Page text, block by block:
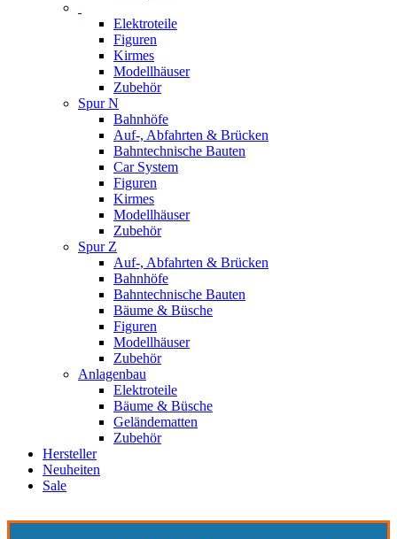
Elektroteile
Figuren
Kirmes
Modellhäuser
Zubehör
Spur N
Bahnhöfe
Auf-, Abfahrten & Brücken
Bahntechnische Bauten
Car System
Figuren
Kirmes
Modellhäuser
Zubehör
Spur Z
Auf-, Abfahrten & Brücken
Bahnhöfe
Bahntechnische Bauten
Bäume & Büsche
Figuren
Modellhäuser
Zubehör
Anlagenbau
Elektroteile
Bäume & Büsche
Geländematten
Zubehör
Hersteller
Neuheiten
Sale